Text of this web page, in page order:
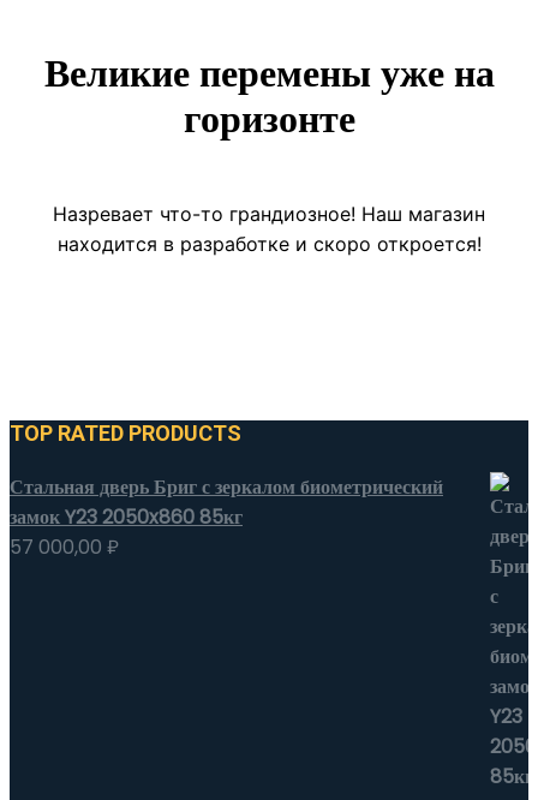
Великие перемены уже на
горизонте
Назревает что-то грандиозное! Наш магазин
находится в разработке и скоро откроется!
TOP RATED PRODUCTS
Стальная дверь Бриг с зеркалом биометрический
замок Y23 2050x860 85кг
57 000,00 ₽